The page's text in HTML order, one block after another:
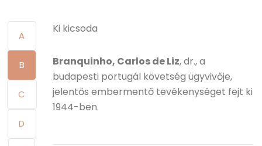
A
B
C
D
Ki kicsoda
Branquinho, Carlos de Liz, dr., a
budapesti portugál követség ügyvivője,
jelentős embermentő tevékenységet fejt ki
1944-ben.